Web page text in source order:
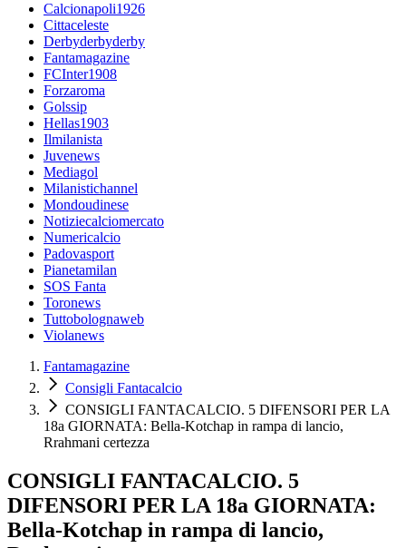
Calcionapoli1926
Cittaceleste
Derbyderbyderby
Fantamagazine
FCInter1908
Forzaroma
Golssip
Hellas1903
Ilmilanista
Juvenews
Mediagol
Milanistichannel
Mondoudinese
Notiziecalciomercato
Numericalcio
Padovasport
Pianetamilan
SOS Fanta
Toronews
Tuttobolognaweb
Violanews
Fantamagazine
Consigli Fantacalcio
CONSIGLI FANTACALCIO. 5 DIFENSORI PER LA
18a GIORNATA: Bella-Kotchap in rampa di lancio,
Rrahmani certezza
CONSIGLI FANTACALCIO. 5
DIFENSORI PER LA 18a GIORNATA:
Bella-Kotchap in rampa di lancio,